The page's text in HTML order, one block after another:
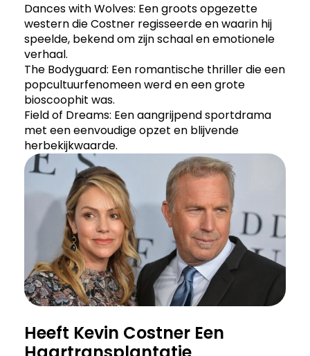
Dances with Wolves: Een groots opgezette
western die Costner regisseerde en waarin hij
speelde, bekend om zijn schaal en emotionele
verhaal.
The Bodyguard: Een romantische thriller die een
popcultuurfenomeen werd en een grote
bioscoophit was.
Field of Dreams: Een aangrijpend sportdrama
met een eenvoudige opzet en blijvende
herbekijkwaarde.
Heeft Kevin Costner Een